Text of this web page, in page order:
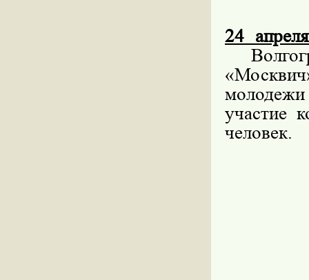
24
молодежи
участие
человек.